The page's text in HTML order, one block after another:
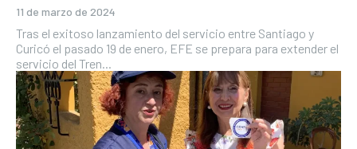
11 de marzo de 2024
Tras el exitoso lanzamiento del servicio entre Santiago y
Curicó el pasado 19 de enero, EFE se prepara para extender el
servicio del Tren...